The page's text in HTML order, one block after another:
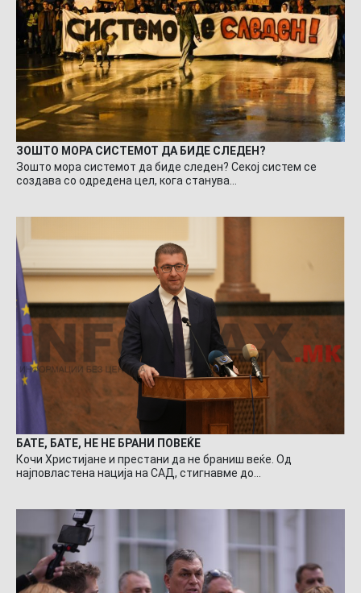
ЗОШТО МОРА СИСТЕМОТ ДА БИДЕ СЛЕДЕН?
Зошто мора системот да биде следен? Секој систем се
создава со одредена цел, кога станува…
БАТЕ, БАТЕ, НЕ НЕ БРАНИ ПОВЕЌЕ
Кочи Христијане и престани да не браниш веќе. Од
најповластена нација на САД, стигнавме до…